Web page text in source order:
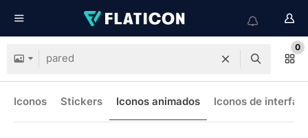
0
Iconos Stickers Iconos animados Iconos de interfaz